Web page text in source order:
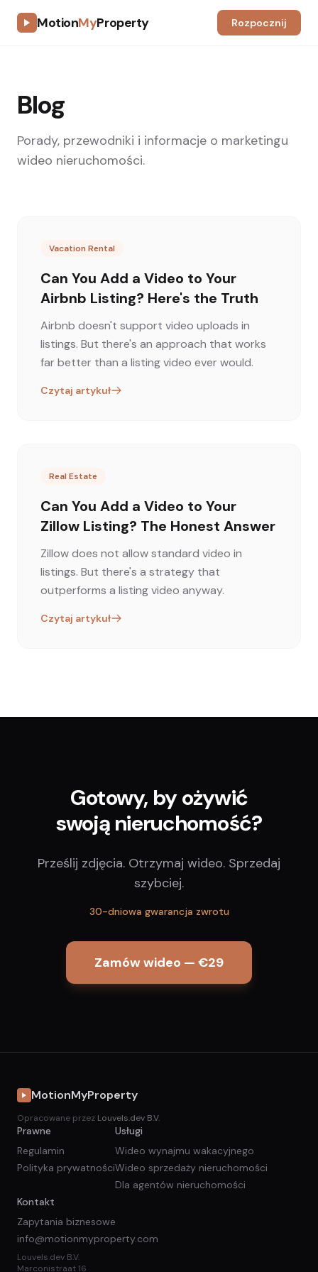
MotionMyProperty Rozpocznij
Blog
Porady, przewodniki i informacje o marketingu
wideo nieruchomości.
Vacation Rental
Can You Add a Video to Your
Airbnb Listing? Here's the Truth
Airbnb doesn't support video uploads in
listings. But there's an approach that works
far better than a listing video ever would.
Czytaj artykuł
Real Estate
Can You Add a Video to Your
Zillow Listing? The Honest Answer
Zillow does not allow standard video in
listings. But there's a strategy that
outperforms a listing video anyway.
Czytaj artykuł
Gotowy, by ożywić
swoją nieruchomość?
Prześlij zdjęcia. Otrzymaj wideo. Sprzedaj
szybciej.
30-dniowa gwarancja zwrotu
Zamów wideo — €29
MotionMyProperty
Opracowane przez Louvels.dev B.V.
Prawne
Regulamin
Polityka prywatności
Usługi
Wideo wynajmu wakacyjnego
Wideo sprzedaży nieruchomości
Dla agentów nieruchomości
Kontakt
Zapytania biznesowe
info@motionmyproperty.com
Louvels.dev B.V.
Marconistraat 16